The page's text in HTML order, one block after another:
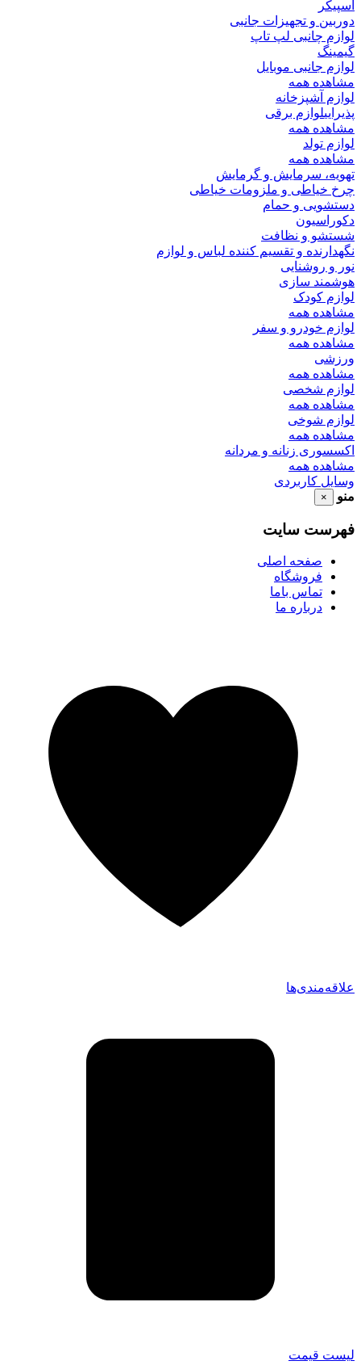
اسپیکر
دوربین و تجهیزات جانبی
لوازم چانبی لپ تاپ
گیمینگ
لوازم جانبی موبایل
مشاهده همه
لوازم آشپزخانه
پذیراییلوازم برقی
مشاهده همه
لوازم تولد
مشاهده همه
تهویه، سرمایش و گرمایش
چرخ خیاطی و ملزومات خیاطی
دستشویی و حمام
دکوراسیون
شستشو و نظافت
نگهدارنده و تقسیم کننده لباس و لوازم
نور و روشنایی
هوشمند سازی
لوازم کودک
مشاهده همه
لوازم خودرو و سفر
مشاهده همه
ورزشی
مشاهده همه
لوازم شخصی
مشاهده همه
لوازم شوخی
مشاهده همه
اکسسوری زنانه و مردانه
مشاهده همه
وسایل کاربردی
منو
×
فهرست سایت
صفحه اصلی
فروشگاه
تماس باما
درباره ما
علاقه‌مندی‌ها
لیست قیمت